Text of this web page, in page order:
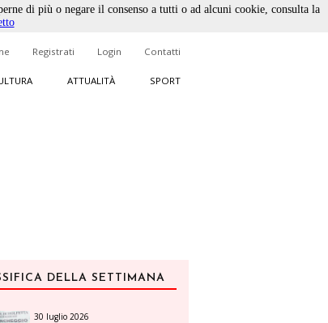
Registrati Login Contatti
ATTUALITÀ SPORT
DELLA SETTIMANA
30 luglio 2026
di più o negare il consenso a tutti o ad alcuni cookie, consulta la